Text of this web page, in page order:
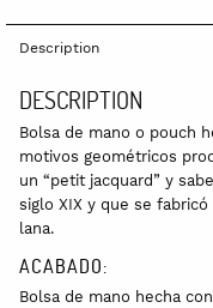
Description
DESCRIPTION
Bolsa de mano o pouch
motivos geométricos
un “petit jacquard” y
siglo XIX y que se
lana.
ACABADO:
Bolsa de mano hecha